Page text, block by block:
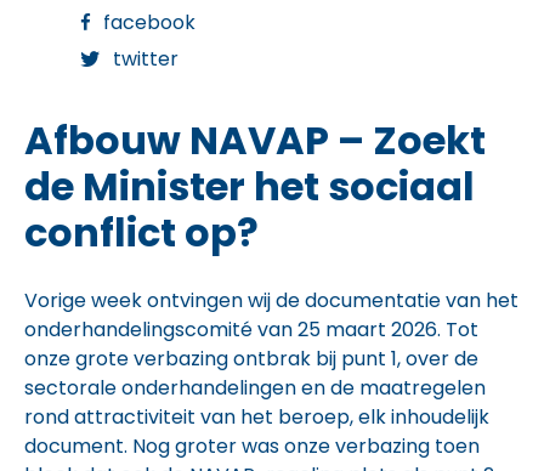
facebook
twitter
Afbouw NAVAP – Zoekt
de Minister het sociaal
conflict op?
Vorige week ontvingen wij de documentatie van het
onderhandelingscomité van 25 maart 2026. Tot
onze grote verbazing ontbrak bij punt 1, over de
sectorale onderhandelingen en de maatregelen
rond attractiviteit van het beroep, elk inhoudelijk
document. Nog groter was onze verbazing toen